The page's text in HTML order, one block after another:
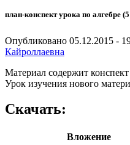
план-конспект урока по алгебре
Опубликовано 05.12.2015 -
Кайроллаевна
Материал содержит
Урок изучения нового
Скачать:
Вложение